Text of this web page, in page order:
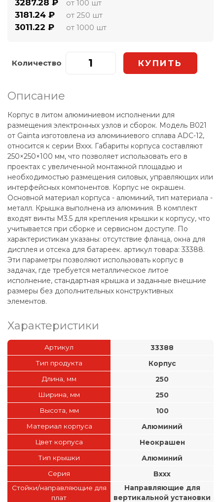
3287.28 ₽
от 100 шт
3181.24 ₽ от 250 шт
3011.22 ₽ от 1000 шт
Количество
Описание
Корпус в литом алюминиевом исполнении для
размещения электронных узлов и сборок. Модель B021
от Gainta изготовлена из алюминиевого сплава ADC-12,
относится к серии Bxxx. Габариты корпуса составляют
250×250×100 мм, что позволяет использовать его в
проектах с увеличенной монтажной площадью и
необходимостью размещения силовых, управляющих или
интерфейсных компонентов. Корпус не окрашен.
Основной материал корпуса - алюминий, тип материала -
металл. Крышка выполнена из алюминия. В комплект
входят винты М3.5 для крепления крышки к корпусу, что
учитывается при сборке и сервисном доступе. По
характеристикам указаны: отсутствие фланца, окна для
дисплея и отсека для батареек. артикул товара: 33388.
Эти параметры позволяют использовать корпус в
задачах, где требуется металлическое литое
исполнение, стандартная крышка и заданные внешние
размеры без дополнительных конструктивных
элементов.
Характеристики
Артикул
33388
Тип продукта
Корпус
Длина, мм
250
Ширина, мм
250
Высота, мм
100
Материал корпуса
Алюминий
Цвет корпуса
Неокрашен
Тип крышки
Алюминий
Серия
Bxxx
Стойки/направляющие для
плат
Направляющие для
вертикальной установки